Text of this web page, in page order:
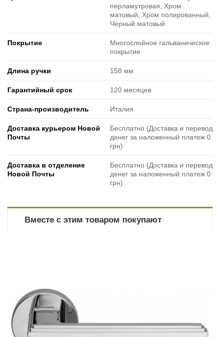
перламутровая, Хром
матовый, Хром полированный,
Черный матовый
Покрытие
Многослойное гальваническое
покрытие
Длина ручки 158 мм
Гарантийный срок 120 месяцев
Страна-производитель Италия
Доставка курьером Новой
Почты
Бесплатно (Доставка и перевод
денег за наложенный платеж 0
грн)
Доставка в отделение
Новой Почты
Бесплатно (Доставка и перевод
денег за наложенный платеж 0
грн)
Вместе с этим товаром покупают